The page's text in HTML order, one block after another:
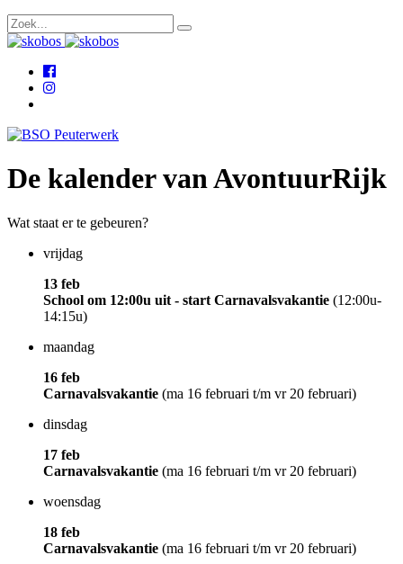
De kalender van AvontuurRijk
Wat staat er te gebeuren?
vrijdag
13 feb
School om 12:00u uit - start Carnavalsvakantie (12:00u-
14:15u)
maandag
16 feb
Carnavalsvakantie (ma 16 februari t/m vr 20 februari)
dinsdag
17 feb
Carnavalsvakantie (ma 16 februari t/m vr 20 februari)
woensdag
18 feb
Carnavalsvakantie (ma 16 februari t/m vr 20 februari)